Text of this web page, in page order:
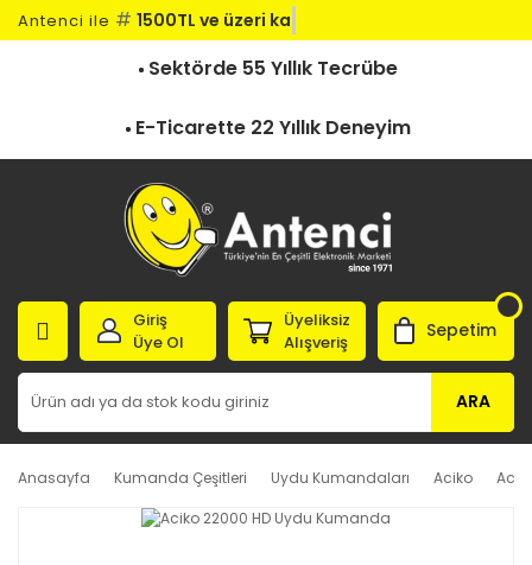
Antenci ile # 1500TL ve üzeri karg
Sektörde 55 Yıllık Tecrübe
E-Ticarette 22 Yıllık Deneyim
ARA
Giriş
Üye Ol
Üyeliksiz
Alışveriş
Sepetim
Anasayfa Kumanda Çeşitleri Uydu Kumandaları Aciko